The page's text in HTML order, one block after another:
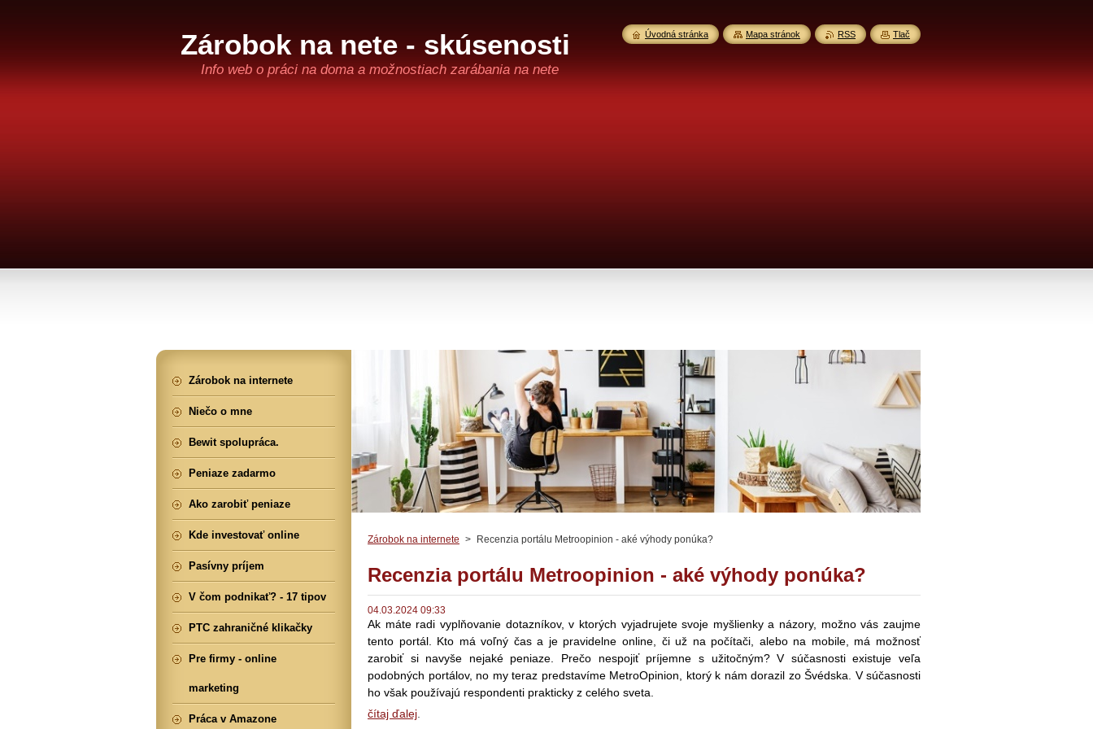
Zárobok na nete - skúsenosti
Info web o práci na doma a možnostiach zarábania na nete
Zárobok na internete > Recenzia portálu Metroopinion - aké výhody ponúka?
Recenzia portálu Metroopinion - aké výhody ponúka?
04.03.2024 09:33
Ak máte radi vyplňovanie dotazníkov, v ktorých vyjadrujete svoje myšlienky a názory, možno vás zaujme
tento portál. Kto má voľný čas a je pravidelne online, či už na počítači, alebo na mobile, má možnosť
zarobiť si navyše nejaké peniaze. Prečo nespojiť príjemne s užitočným? V súčasnosti existuje veľa
podobných portálov, no my teraz predstavíme MetroOpinion, ktorý k nám dorazil zo Švédska. V súčasnosti
ho však používajú respondenti prakticky z celého sveta.
čítaj ďalej
Zárobok na internete
Niečo o mne
Bewit spolupráca.
Peniaze zadarmo
Ako zarobiť peniaze
Kde investovať online
Pasívny príjem
V čom podnikať? - 17 tipov
PTC zahraničné klikačky
Pre firmy - online
marketing
Práca v Amazone
Úvodná stránka Mapa stránok RSS Tlač